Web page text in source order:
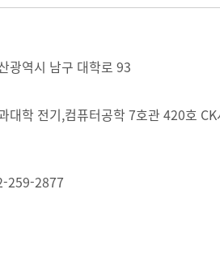
광역시 남구 대학로 93
대학 전기,컴퓨터공학 7호관 420호
259-2877